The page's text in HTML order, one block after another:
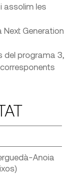
assolim les
Next Generation
del programa 3,
Anoia